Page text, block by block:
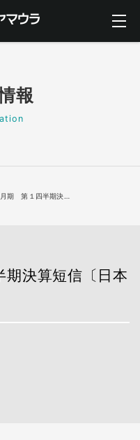
報
期 第１四半期決
決算短信〔日本